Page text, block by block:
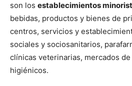
son los establecimientos
bebidas, productos y bienes de
centros, servicios y
sociales y sociosanitarios,
clínicas veterinarias, mercados
higiénicos.